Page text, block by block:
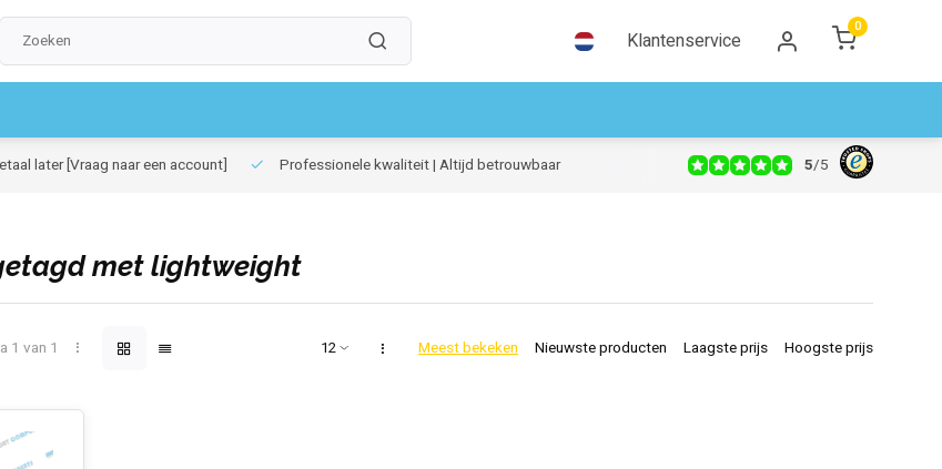
Klantenservice
0
later[Vraag naar een account] Professionele kwaliteit | Altijd betrouwbaar 5/5
met lightweight
1 van 1 Meest bekeken Nieuwste producten Laagste prijs Hoogste prijs